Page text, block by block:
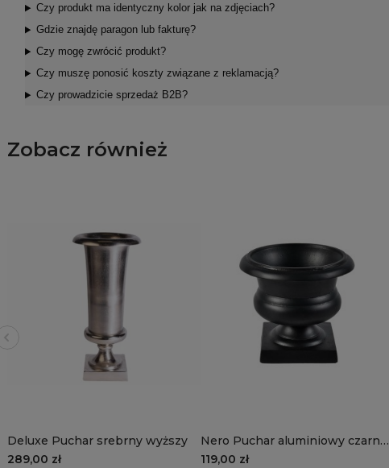
Czy produkt ma identyczny kolor jak na zdjęciach?
Gdzie znajdę paragon lub fakturę?
Czy mogę zwrócić produkt?
Czy muszę ponosić koszty związane z reklamacją?
Czy prowadzicie sprzedaż B2B?
Zobacz również
Deluxe Puchar srebrny wyższy
289,00 zł
Nero Puchar aluminiowy czarny,
osłonka mała
119,00 zł